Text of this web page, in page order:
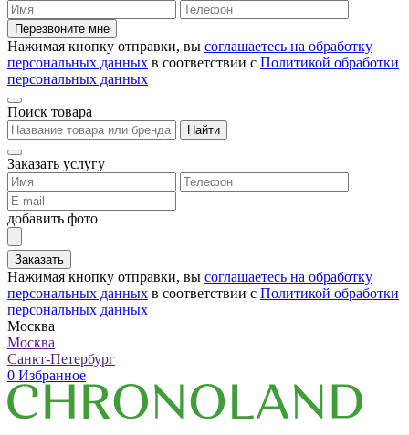
Перезвоните мне
Нажимая кнопку отправки, вы соглашаетесь на обработку
персональных данных в соответствии с Политикой обработки
персональных данных
Поиск товара
Найти
Заказать услугу
добавить фото
Заказать
Нажимая кнопку отправки, вы соглашаетесь на обработку
персональных данных в соответствии с Политикой обработки
персональных данных
Москва
Москва
Санкт-Петербург
0 Избранное